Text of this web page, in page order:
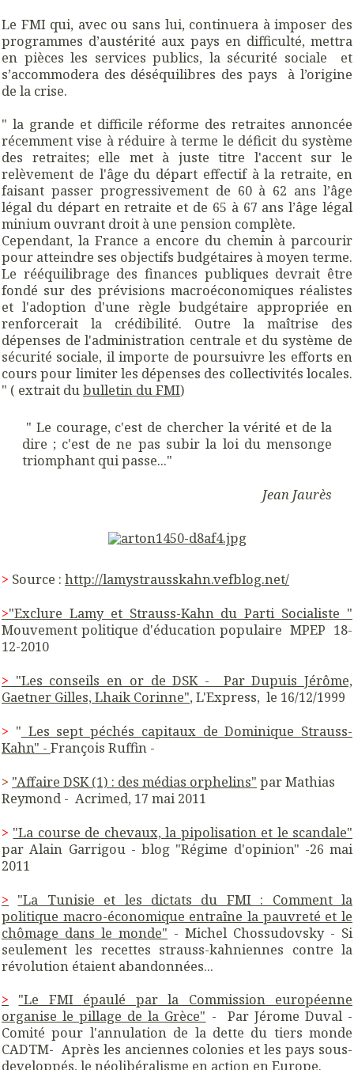
Le FMI qui, avec ou sans lui, continuera à imposer des
programmes d’austérité aux pays en difficulté, mettra
en pièces les services publics, la sécurité sociale et
s’accommodera des déséquilibres des pays à l’origine
de la crise.
" la grande et difficile réforme des retraites annoncée
récemment vise à réduire à terme le déficit du système
des retraites; elle met à juste titre l'accent sur le
relèvement de l'âge du départ effectif à la retraite, en
faisant passer progressivement de 60 à 62 ans l’âge
légal du départ en retraite et de 65 à 67 ans l’âge légal
minium ouvrant droit à une pension complète.
Cependant, la France a encore du chemin à parcourir
pour atteindre ses objectifs budgétaires à moyen terme.
Le rééquilibrage des finances publiques devrait être
fondé sur des prévisions macroéconomiques réalistes
et l'adoption d'une règle budgétaire appropriée en
renforcerait la crédibilité. Outre la maîtrise des
dépenses de l'administration centrale et du système de
sécurité sociale, il importe de poursuivre les efforts en
cours pour limiter les dépenses des collectivités locales.
" ( extrait dubulletin du FMI)
" Le courage, c'est de chercher la vérité et de la
dire ; c'est de ne pas subir la loi du mensonge
triomphant qui passe..."
Jean Jaurès
> Source : http://lamystrausskahn.vefblog.net/
>"Exclure Lamy et Strauss-Kahn du Parti Socialiste "
Mouvement politique d'éducation populaire MPEP 18-
12-2010
> "Les conseils en or de DSK - Par Dupuis Jérôme,
Gaetner Gilles, Lhaik Corinne", L'Express, le 16/12/1999
> " Les sept péchés capitaux de Dominique Strauss-
Kahn" - François Ruffin -
> "Affaire DSK (1) : des médias orphelins" par Mathias
Reymond - Acrimed, 17 mai 2011
> "La course de chevaux, la pipolisation et le scandale"
par Alain Garrigou - blog "Régime d'opinion" -26 mai
2011
> "La Tunisie et les dictats du FMI : Comment la
politique macro-économique entraîne la pauvreté et le
chômage dans le monde" - Michel Chossudovsky - Si
seulement les recettes strauss-kahniennes contre la
révolution étaient abandonnées...
>
"Le FMI épaulé par la Commission européenne
organise le pillage de la Grèce" - Par Jérome Duval -
Comité pour l'annulation de la dette du tiers monde
CADTM- Après les anciennes colonies et les pays sous-
developpés, le néolibéralisme en action en Europe.